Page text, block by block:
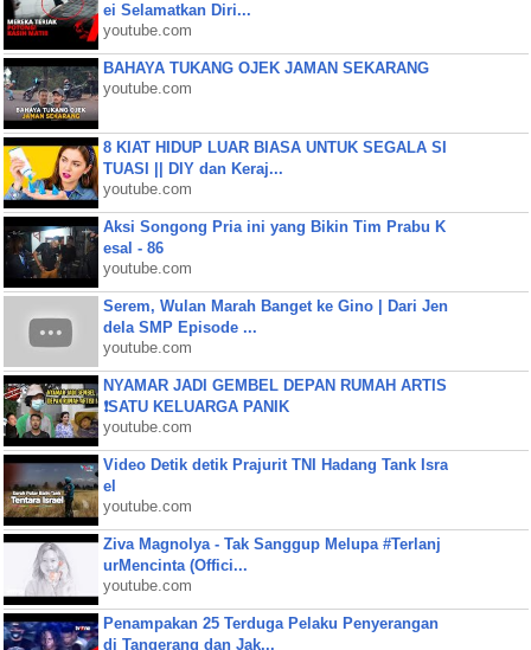
ei Selamatkan Diri...
youtube.com
BAHAYA TUKANG OJEK JAMAN SEKARANG
youtube.com
8 KIAT HIDUP LUAR BIASA UNTUK SEGALA SI
TUASI || DIY dan Keraj...
youtube.com
Aksi Songong Pria ini yang Bikin Tim Prabu K
esal - 86
youtube.com
Serem, Wulan Marah Banget ke Gino | Dari Jen
dela SMP Episode ...
youtube.com
NYAMAR JADI GEMBEL DEPAN RUMAH ARTIS
❗SATU KELUARGA PANIK
youtube.com
Video Detik detik Prajurit TNI Hadang Tank Isra
el
youtube.com
Ziva Magnolya - Tak Sanggup Melupa #Terlanj
urMencinta (Offici...
youtube.com
Penampakan 25 Terduga Pelaku Penyerangan
di Tangerang dan Jak...